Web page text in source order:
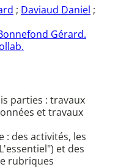
; Daviaud Daniel ;
Gérard.
parties : travaux
et travaux
: des activités, les
et des
rubriques